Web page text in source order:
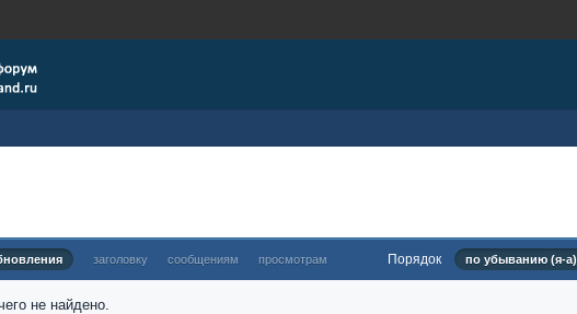
заголовку сообщениям просмотрам Порядок по убыванию (я-а)
не найдено.